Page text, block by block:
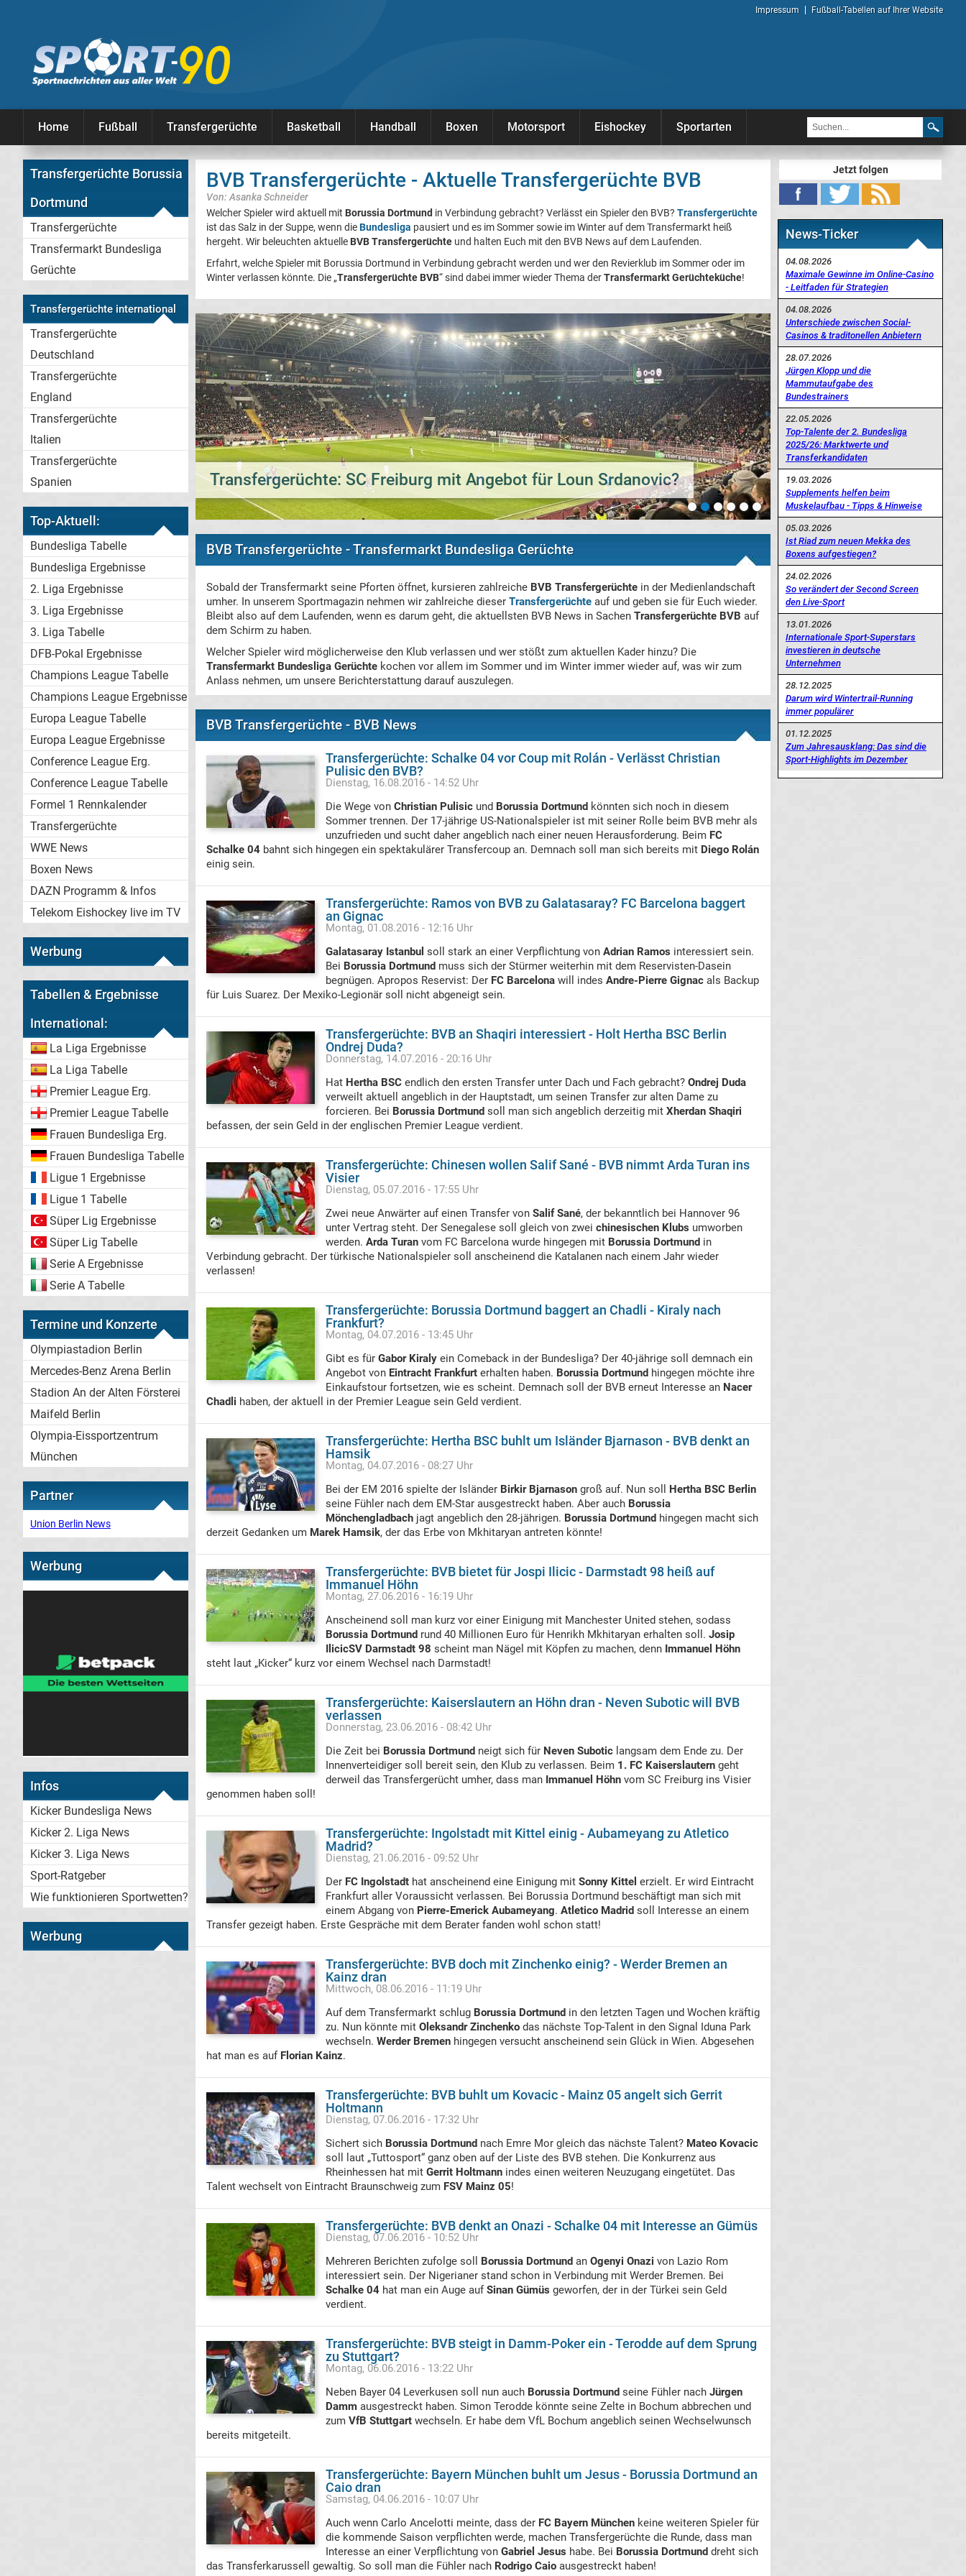
Impressum Fußball-Tabellen auf Ihrer Website
Home Fußball Transfergerüchte Basketball Handball Boxen Motorsport Eishockey Sportarten
Transfergerüchte Borussia
Dortmund
Transfergerüchte
Transfermarkt Bundesliga
Gerüchte
Transfergerüchte international
Transfergerüchte
Deutschland
Transfergerüchte
England
Transfergerüchte
Italien
Transfergerüchte
Spanien
Top-Aktuell:
Bundesliga Tabelle
Bundesliga Ergebnisse
2. Liga Ergebnisse
3. Liga Ergebnisse
3. Liga Tabelle
DFB-Pokal Ergebnisse
Champions League Tabelle
Champions League Ergebnisse
Europa League Tabelle
Europa League Ergebnisse
Conference League Erg.
Conference League Tabelle
Formel 1 Rennkalender
Transfergerüchte
WWE News
Boxen News
DAZN Programm & Infos
Telekom Eishockey live im TV
Werbung
Tabellen & Ergebnisse
International:
La Liga Ergebnisse
La Liga Tabelle
Premier League Erg.
Premier League Tabelle
Frauen Bundesliga Erg.
Frauen Bundesliga Tabelle
Ligue 1 Ergebnisse
Ligue 1 Tabelle
Süper Lig Ergebnisse
Süper Lig Tabelle
Serie A Ergebnisse
Serie A Tabelle
Termine und Konzerte
Olympiastadion Berlin
Mercedes-Benz Arena Berlin
Stadion An der Alten Försterei
Maifeld Berlin
Olympia-Eissportzentrum
München
Partner
Union Berlin News
Werbung
Infos
Kicker Bundesliga News
Kicker 2. Liga News
Kicker 3. Liga News
Sport-Ratgeber
Wie funktionieren Sportwetten?
Werbung
BVB Transfergerüchte - Aktuelle Transfergerüchte BVB
Von: Asanka Schneider
Welcher Spieler wird aktuell mit Borussia Dortmund in Verbindung gebracht? Verlässt ein Spieler den BVB? Transfergerüchte
ist das Salz in der Suppe, wenn dieBundesliga pausiert und es im Sommer sowie im Winter auf dem Transfermarkt heiß
hergeht. Wir beleuchten aktuelle BVB Transfergerüchte und halten Euch mit den BVB News auf dem Laufenden.
Erfahrt, welche Spieler mit Borussia Dortmund in Verbindung gebracht werden und wer den Revierklub im Sommer oder im
Winter verlassen könnte. Die „Transfergerüchte BVB“ sind dabei immer wieder Thema derTransfermarkt Gerüchteküche!
Transfergerüchte: SC Freiburg mit Angebot für Loun Srdanovic?
BVB Transfergerüchte - Transfermarkt Bundesliga Gerüchte
Sobald der Transfermarkt seine Pforten öffnet, kursieren zahlreiche BVB Transfergerüchte in der Medienlandschaft
umher. In unserem Sportmagazin nehmen wir zahlreiche dieser Transfergerüchte auf und geben sie für Euch wieder.
Bleibt also auf dem Laufenden, wenn es darum geht, die aktuellsten BVB News in Sachen Transfergerüchte BVB auf
dem Schirm zu haben.
Welcher Spieler wird möglicherweise den Klub verlassen und wer stößt zum aktuellen Kader hinzu? Die
Transfermarkt Bundesliga Gerüchte kochen vor allem im Sommer und im Winter immer wieder auf, was wir zum
Anlass nehmen, um unsere Berichterstattung darauf auszulegen.
BVB Transfergerüchte - BVB News
Transfergerüchte: Schalke 04 vor Coup mit Rolán - Verlässt Christian
Pulisic den BVB?
Dienstag, 16.08.2016 - 14:52 Uhr
Die Wege von Christian Pulisic und Borussia Dortmund könnten sich noch in diesem
Sommer trennen. Der 17-jährige US-Nationalspieler ist mit seiner Rolle beim BVB mehr als
unzufrieden und sucht daher angeblich nach einer neuen Herausforderung. Beim FC
Schalke 04 bahnt sich hingegen ein spektakulärer Transfercoup an. Demnach soll man sich bereits mit Diego Rolán
einig sein.
Transfergerüchte: Ramos von BVB zu Galatasaray? FC Barcelona baggert
an Gignac
Montag, 01.08.2016 - 12:16 Uhr
Galatasaray Istanbul soll stark an einer Verpflichtung von Adrian Ramos interessiert sein.
Bei Borussia Dortmund muss sich der Stürmer weiterhin mit dem Reservisten-Dasein
begnügen. Apropos Reservist: Der FC Barcelona will indes Andre-Pierre Gignac als Backup
für Luis Suarez. Der Mexiko-Legionär soll nicht abgeneigt sein.
Transfergerüchte: BVB an Shaqiri interessiert - Holt Hertha BSC Berlin
Ondrej Duda?
Donnerstag, 14.07.2016 - 20:16 Uhr
Hat Hertha BSC endlich den ersten Transfer unter Dach und Fach gebracht? Ondrej Duda
verweilt aktuell angeblich in der Hauptstadt, um seinen Transfer zur alten Dame zu
forcieren. Bei Borussia Dortmund soll man sich angeblich derzeitig mit Xherdan Shaqiri
befassen, der sein Geld in der englischen Premier League verdient.
Transfergerüchte: Chinesen wollen Salif Sané - BVB nimmt Arda Turan ins
Visier
Dienstag, 05.07.2016 - 17:55 Uhr
Zwei neue Anwärter auf einen Transfer von Salif Sané, der bekanntlich bei Hannover 96
unter Vertrag steht. Der Senegalese soll gleich von zwei chinesischen Klubs umworben
werden. Arda Turan vom FC Barcelona wurde hingegen mit Borussia Dortmund in
Verbindung gebracht. Der türkische Nationalspieler soll anscheinend die Katalanen nach einem Jahr wieder
verlassen!
Transfergerüchte: Borussia Dortmund baggert an Chadli - Kiraly nach
Frankfurt?
Montag, 04.07.2016 - 13:45 Uhr
Gibt es für Gabor Kiraly ein Comeback in der Bundesliga? Der 40-jährige soll demnach ein
Angebot von Eintracht Frankfurt erhalten haben. Borussia Dortmund hingegen möchte ihre
Einkaufstour fortsetzen, wie es scheint. Demnach soll der BVB erneut Interesse an Nacer
Chadli haben, der aktuell in der Premier League sein Geld verdient.
Transfergerüchte: Hertha BSC buhlt um Isländer Bjarnason - BVB denkt an
Hamsik
Montag, 04.07.2016 - 08:27 Uhr
Bei der EM 2016 spielte der Isländer Birkir Bjarnason groß auf. Nun soll Hertha BSC Berlin
seine Fühler nach dem EM-Star ausgestreckt haben. Aber auch Borussia
Mönchengladbach jagt angeblich den 28-jährigen. Borussia Dortmund hingegen macht sich
derzeit Gedanken um Marek Hamsik, der das Erbe von Mkhitaryan antreten könnte!
Transfergerüchte: BVB bietet für Jospi Ilicic - Darmstadt 98 heiß auf
Immanuel Höhn
Montag, 27.06.2016 - 16:19 Uhr
Anscheinend soll man kurz vor einer Einigung mit Manchester United stehen, sodass
Borussia Dortmund rund 40 Millionen Euro für Henrikh Mkhitaryan erhalten soll. Josip
IlicicSV Darmstadt 98 scheint man Nägel mit Köpfen zu machen, denn Immanuel Höhn
steht laut „Kicker“ kurz vor einem Wechsel nach Darmstadt!
Transfergerüchte: Kaiserslautern an Höhn dran - Neven Subotic will BVB
verlassen
Donnerstag, 23.06.2016 - 08:42 Uhr
Die Zeit bei Borussia Dortmund neigt sich für Neven Subotic langsam dem Ende zu. Der
Innenverteidiger soll bereit sein, den Klub zu verlassen. Beim 1. FC Kaiserslautern geht
derweil das Transfergerücht umher, dass man Immanuel Höhn vom SC Freiburg ins Visier
genommen haben soll!
Transfergerüchte: Ingolstadt mit Kittel einig - Aubameyang zu Atletico
Madrid?
Dienstag, 21.06.2016 - 09:52 Uhr
Der FC Ingolstadt hat anscheinend eine Einigung mit Sonny Kittel erzielt. Er wird Eintracht
Frankfurt aller Voraussicht verlassen. Bei Borussia Dortmund beschäftigt man sich mit
einem Abgang von Pierre-Emerick Aubameyang. Atletico Madrid soll Interesse an einem
Transfer gezeigt haben. Erste Gespräche mit dem Berater fanden wohl schon statt!
Transfergerüchte: BVB doch mit Zinchenko einig? - Werder Bremen an
Kainz dran
Mittwoch, 08.06.2016 - 11:19 Uhr
Auf dem Transfermarkt schlug Borussia Dortmund in den letzten Tagen und Wochen kräftig
zu. Nun könnte mit Oleksandr Zinchenko das nächste Top-Talent in den Signal Iduna Park
wechseln. Werder Bremen hingegen versucht anscheinend sein Glück in Wien. Abgesehen
hat man es auf Florian Kainz.
Transfergerüchte: BVB buhlt um Kovacic - Mainz 05 angelt sich Gerrit
Holtmann
Dienstag, 07.06.2016 - 17:32 Uhr
Sichert sich Borussia Dortmund nach Emre Mor gleich das nächste Talent? Mateo Kovacic
soll laut „Tuttosport“ ganz oben auf der Liste des BVB stehen. Die Konkurrenz aus
Rheinhessen hat mit Gerrit Holtmann indes einen weiteren Neuzugang eingetütet. Das
Talent wechselt von Eintracht Braunschweig zum FSV Mainz 05!
Transfergerüchte: BVB denkt an Onazi - Schalke 04 mit Interesse an Gümüs
Dienstag, 07.06.2016 - 10:52 Uhr
Mehreren Berichten zufolge soll Borussia Dortmund an Ogenyi Onazi von Lazio Rom
interessiert sein. Der Nigerianer stand schon in Verbindung mit Werder Bremen. Bei
Schalke 04 hat man ein Auge aufSinan Gümüs geworfen, der in der Türkei sein Geld
verdient.
Transfergerüchte: BVB steigt in Damm-Poker ein - Terodde auf dem Sprung
zu Stuttgart?
Montag, 06.06.2016 - 13:22 Uhr
Neben Bayer 04 Leverkusen soll nun auch Borussia Dortmund seine Fühler nach Jürgen
Damm ausgestreckt haben. Simon Terodde könnte seine Zelte in Bochum abbrechen und
zum VfB Stuttgart wechseln. Er habe dem VfL Bochum angeblich seinen Wechselwunsch
bereits mitgeteilt.
Transfergerüchte: Bayern München buhlt um Jesus - Borussia Dortmund an
Caio dran
Samstag, 04.06.2016 - 10:07 Uhr
Auch wenn Carlo Ancelotti meinte, dass der FC Bayern München keine weiteren Spieler für
die kommende Saison verpflichten werde, machen Transfergerüchte die Runde, dass man
Interesse an einer Verpflichtung von Gabriel Jesus habe. Bei Borussia Dortmund dreht sich
das Transferkarussell gewaltig. So soll man die Fühler nach Rodrigo Caio ausgestreckt haben!
Jetzt folgen
News-Ticker
04.08.2026
Maximale Gewinne im Online-Casino
- Leitfaden für Strategien
04.08.2026
Unterschiede zwischen Social-
Casinos & traditonellen Anbietern
28.07.2026
Jürgen Klopp und die
Mammutaufgabe des
Bundestrainers
22.05.2026
Top-Talente der 2. Bundesliga
2025/26: Marktwerte und
Transferkandidaten
19.03.2026
Supplements helfen beim
Muskelaufbau - Tipps & Hinweise
05.03.2026
Ist Riad zum neuen Mekka des
Boxens aufgestiegen?
24.02.2026
So verändert der Second Screen
den Live-Sport
13.01.2026
Internationale Sport-Superstars
investieren in deutsche
Unternehmen
28.12.2025
Darum wird Wintertrail-Running
immer populärer
01.12.2025
Zum Jahresausklang: Das sind die
Sport-Highlights im Dezember